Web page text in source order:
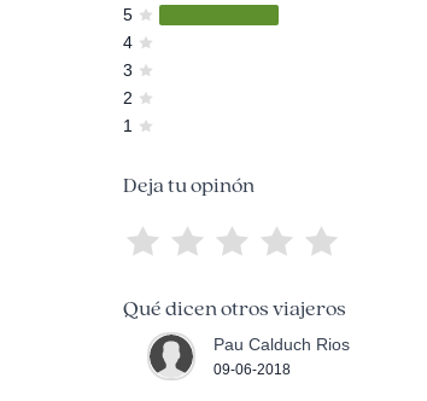
5
4
3
2
1
Deja tu opinón
Qué dicen otros viajeros
Pau Calduch Rios
09-06-2018